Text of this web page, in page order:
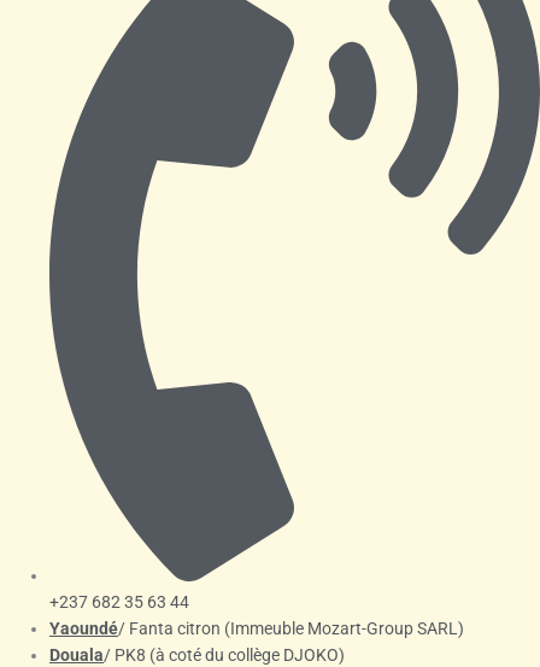
+237 682 35 63 44
Yaoundé/ Fanta citron (Immeuble Mozart-Group SARL)
Douala/ PK8 (à coté du collège DJOKO)